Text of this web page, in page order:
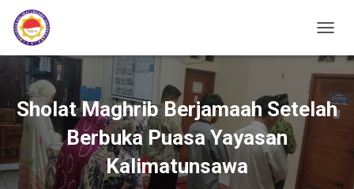
Sholat Maghrib Berjamaah Setelah
Berbuka Puasa Yayasan
Kalimatunsawa